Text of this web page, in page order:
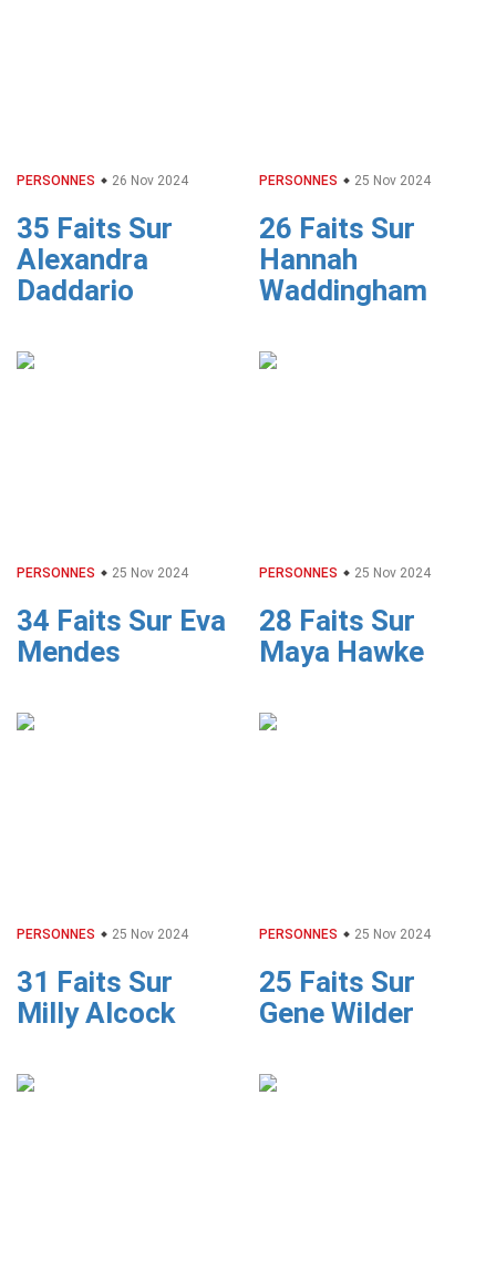
PERSONNES 26 Nov 2024
35 Faits Sur
Alexandra
Daddario
PERSONNES 25 Nov 2024
26 Faits Sur
Hannah
Waddingham
PERSONNES 25 Nov 2024
34 Faits Sur Eva
Mendes
PERSONNES 25 Nov 2024
28 Faits Sur
Maya Hawke
PERSONNES 25 Nov 2024
31 Faits Sur
Milly Alcock
PERSONNES 25 Nov 2024
25 Faits Sur
Gene Wilder